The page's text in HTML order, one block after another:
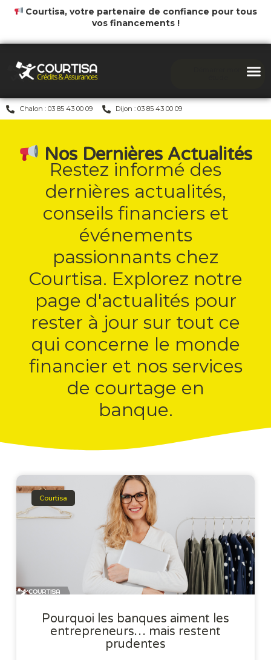
Courtisa, votre partenaire de confiance pour tous
vos financements !
Chalon : 03 85 43 00 09 Dijon : 03 85 43 00 09
Nos Dernières Actualités
Restez informé des
dernières actualités,
conseils financiers et
événements
passionnants chez
Courtisa. Explorez notre
page d'actualités pour
rester à jour sur tout ce
qui concerne le monde
financier et nos services
de courtage en
banque.
Courtisa
Pourquoi les banques aiment les
entrepreneurs… mais restent
prudentes